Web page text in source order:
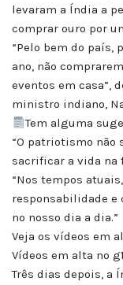
levaram a Índia a
comprar ouro por
“Pelo bem do país,
ano, não
eventos em casa”,
ministro indiano,
Tem alguma
“O patriotismo não
sacrificar a vida na
“Nos tempos
responsabilidade e
no nosso dia a dia.”
Veja os vídeos em
Vídeos em alta no g1
Três dias depois, a